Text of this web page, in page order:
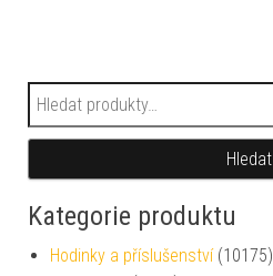
Hledat:
Hledat
Kategorie produktu
Hodinky a příslušenství (10175)